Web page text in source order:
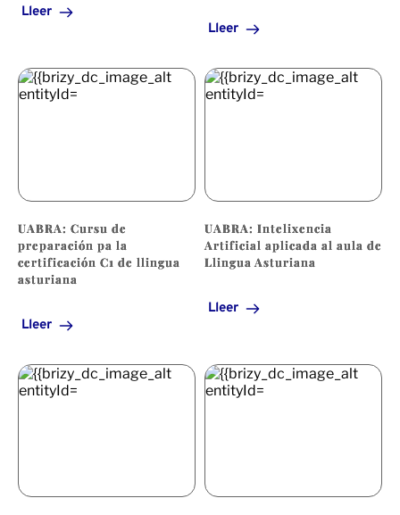
Lleer
Lleer
UABRA: Cursu de
preparación pa la
certificación C1 de llingua
asturiana
Lleer
UABRA: Intelixencia
Artificial aplicada al aula de
Llingua Asturiana
Lleer